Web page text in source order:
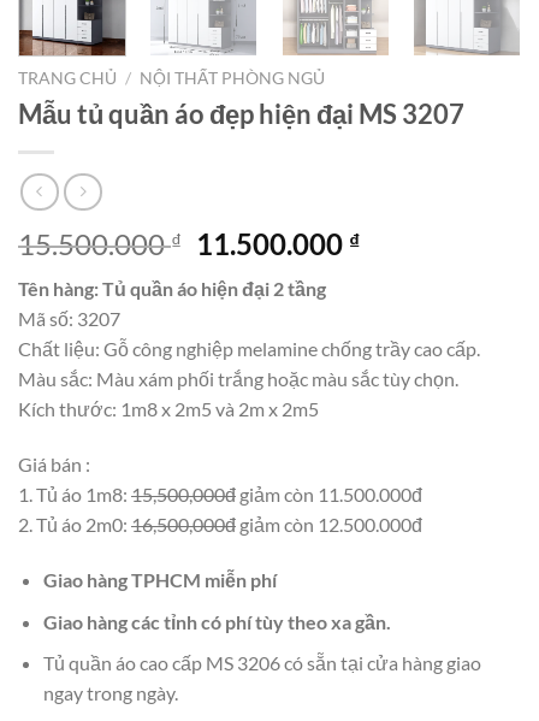
TRANG CHỦ / NỘI THẤT PHÒNG NGỦ
Mẫu tủ quần áo đẹp hiện đại MS 3207
15.500.000₫
Giá
gốc
là:
11.500.000 ₫Giá
11.500.000 ₫.
Tên hàng: Tủ quần áo hiện đại 2 tầng
Mã số: 3207
Chất liệu: Gỗ công nghiệp melamine chống trầy cao cấp.
Màu sắc: Màu xám phối trắng hoặc màu sắc tùy chọn.
Kích thước: 1m8 x 2m5 và 2m x 2m5
Giá bán :
1. Tủ áo 1m8: 15,500,000đ giảm còn 11.500.000đ
2. Tủ áo 2m0: 16,500,000đ giảm còn 12.500.000đ
Giao hàng TPHCM miễn phí
Giao hàng các tỉnh có phí tùy theo xa gần.
Tủ quần áo cao cấp MS 3206 có sẵn tại cửa hàng giao
ngay trong ngày.